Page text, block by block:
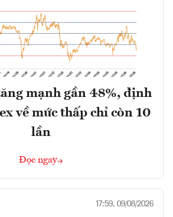
mạnh gần 48%, định
về mức thấp chỉ còn 10
lần
Đọc ngay
17:59, 09/08/2026